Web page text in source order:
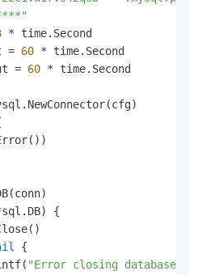
*
=
60 *
=
60 *
{
{
"Error closing database